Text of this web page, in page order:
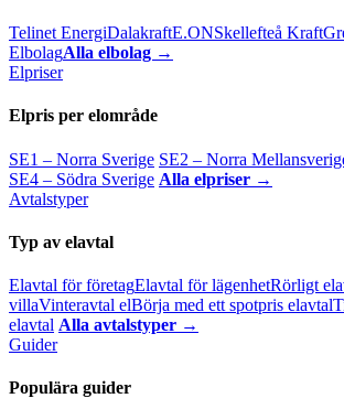
Telinet EnergiDalakraftE.ONSkellefteå Kraft
ElbolagAlla elbolag →
Elpriser
Elpris per elområde
SE1 – Norra Sverige SE2 – Norra
SE4 – Södra Sverige Alla elpriser →
Avtalstyper
Typ av elavtal
Elavtal för företagElavtal för lägenhetRörligt
villaVinteravtal elBörja med ett spotpris elavtal
elavtal Alla avtalstyper →
Guider
Populära guider